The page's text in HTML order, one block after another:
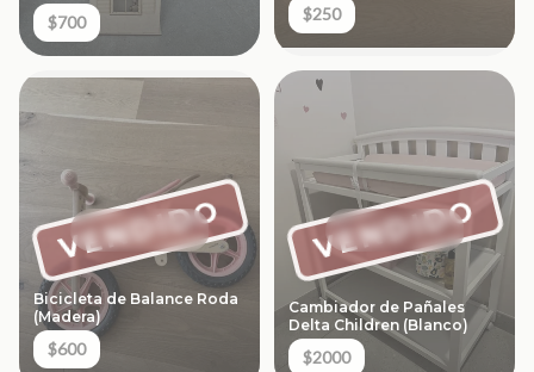
$700 $250
VENDIDO
Bicicleta de Balance Roda
(Madera)
$600
VENDIDO
Cambiador de Pañales
Delta Children (Blanco)
$2000